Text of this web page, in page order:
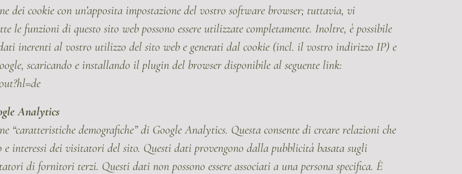
dei cookie con un’apposita impostazione del vostro software browser; tuttavia, vi
le funzioni di questo sito web possono essere utilizzate completamente. Inoltre, è possibile
inerenti al vostro utilizzo del sito web e generati dal cookie (incl. il vostro indirizzo IP) e
scaricando e installando il plugin del browser disponibile al seguente link:
Analytics
“caratteristiche demografiche” di Google Analytics. Questa consente di creare relazioni che
e interessi dei visitatori del sito. Questi dati provengono dalla pubblicità basata sugli
di fornitori terzi. Questi dati non possono essere associati a una persona specifica. È